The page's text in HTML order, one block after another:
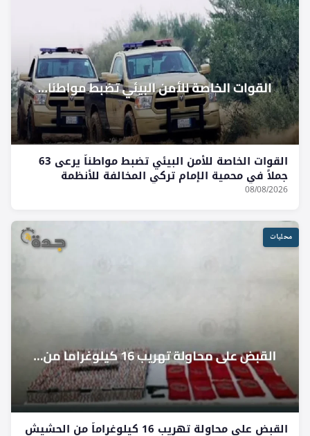
القوات الخاصة للأمن البيئي تضبط مواطناً يرعى 63
جملاً في محمية الإمام تركي المخالفة للأنظمة
08/08/2026
محليات
القبض على محاولة تهريب 16 كيلوغراماً من الحشيش